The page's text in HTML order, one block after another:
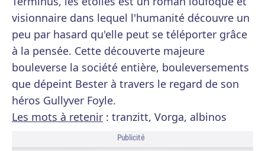
visionnaire dans lequel l'humanité découvre un
peu par hasard qu'elle peut se téléporter grâce
à la pensée. Cette découverte majeure
bouleverse la société entière, bouleversements
que dépeint Bester à travers le regard de son
héros Gullyver Foyle.
Les mots à retenir : tranzitt, Vorga, albinos
Publicité